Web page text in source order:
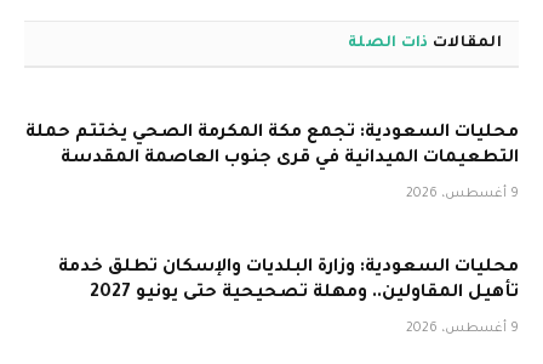
المقالات ذات الصلة
محليات السعودية: تجمع مكة المكرمة الصحي يختتم حملة
التطعيمات الميدانية في قرى جنوب العاصمة المقدسة
9 أغسطس، 2026
محليات السعودية: وزارة البلديات والإسكان تطلق خدمة
تأهيل المقاولين.. ومهلة تصحيحية حتى يونيو 2027
9 أغسطس، 2026